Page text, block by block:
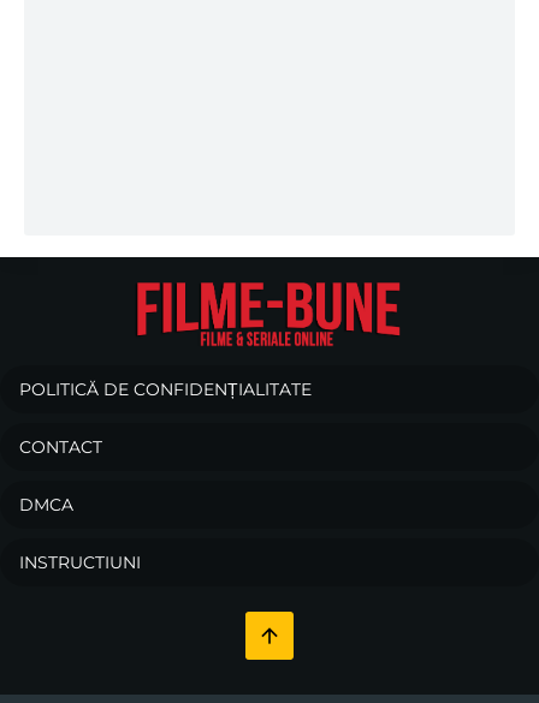
POLITICĂ DE CONFIDENȚIALITATE
CONTACT
DMCA
INSTRUCTIUNI